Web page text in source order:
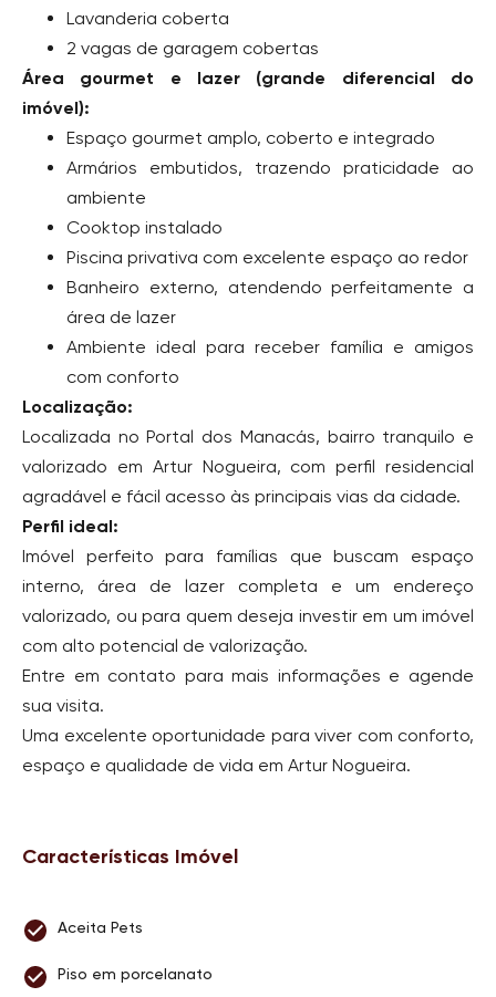
Lavanderia coberta
2 vagas de garagem cobertas
Área gourmet e lazer (grande diferencial do
imóvel):
Espaço gourmet amplo, coberto e integrado
Armários embutidos, trazendo praticidade ao
ambiente
Cooktop instalado
Piscina privativa com excelente espaço ao redor
Banheiro externo, atendendo perfeitamente a
área de lazer
Ambiente ideal para receber família e amigos
com conforto
Localização:
Localizada no Portal dos Manacás, bairro tranquilo e
valorizado em Artur Nogueira, com perfil residencial
agradável e fácil acesso às principais vias da cidade.
Perfil ideal:
Imóvel perfeito para famílias que buscam espaço
interno, área de lazer completa e um endereço
valorizado, ou para quem deseja investir em um imóvel
com alto potencial de valorização.
Entre em contato para mais informações e agende
sua visita.
Uma excelente oportunidade para viver com conforto,
espaço e qualidade de vida em Artur Nogueira.
Características Imóvel
Aceita Pets
Piso em porcelanato